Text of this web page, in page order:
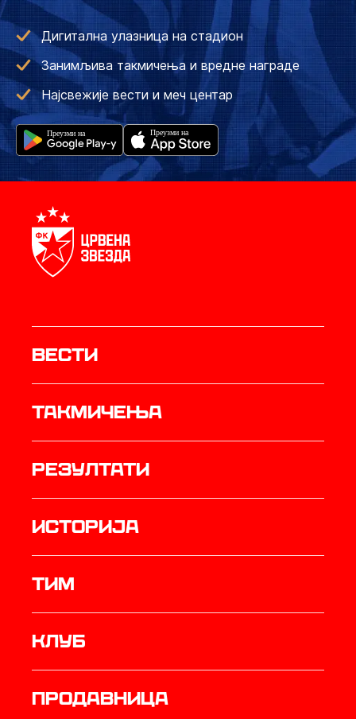
Дигитална улазница на стадион
Занимљива такмичења и вредне награде
Најсвежије вести и меч центар
Вести
Такмичења
резултати
историја
ТИМ
Клуб
продавница